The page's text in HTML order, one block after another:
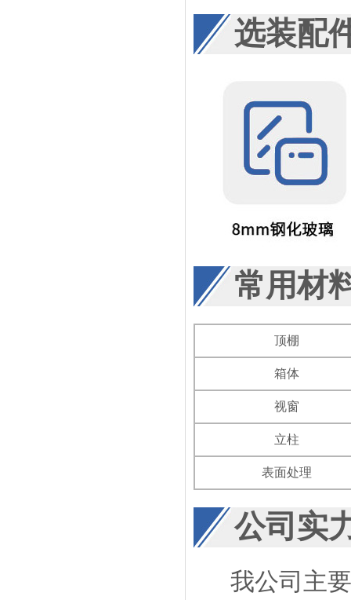
选装配
常用材
顶棚
箱体
视窗
立柱
表面处理
公司实
我公司主要